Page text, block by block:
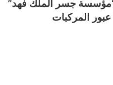
جسر الملك فهد”
المركبات